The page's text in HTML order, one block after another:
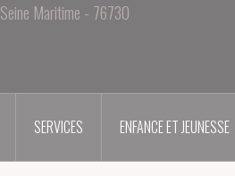
Seine Maritime - 76730
SERVICES ENFANCE ET JEUNESSE